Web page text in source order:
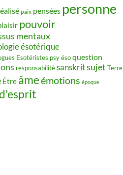
paix pensées personne
pouvoir
mentaux
ésotérique
Esotéristes psy ésoquestion
responsabilitésanskritsujet Terre
Être âmeémotions époque